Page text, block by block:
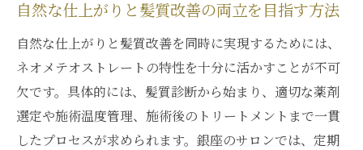
自然な仕上がりと髪質改善の両立を目指す方法
自然な仕上がりと髪質改善を同時に実現するためには、
ネオメテオストレートの特性を十分に活かすことが不可
欠です。具体的には、髪質診断から始まり、適切な薬剤
選定や施術温度管理、施術後のトリートメントまで一貫
したプロセスが求められます。銀座のサロンでは、定期